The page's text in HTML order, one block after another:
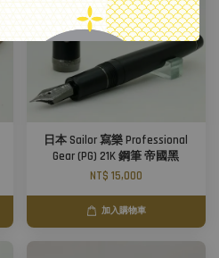
日本 Sailor 寫樂 Professional
Gear (PG) 21K 鋼筆 帝國黑
NT$ 15,000
加入購物車